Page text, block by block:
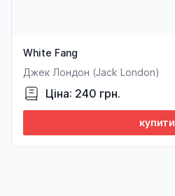
White Fang
Джек Лондон (Jack London)
Ціна: 240 грн.
купити